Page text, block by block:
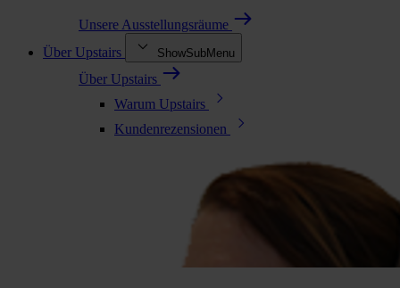
Unsere Ausstellungsräume
Über Upstairs
ShowSubMenu
Über Upstairs
Warum Upstairs
Kundenrezensionen